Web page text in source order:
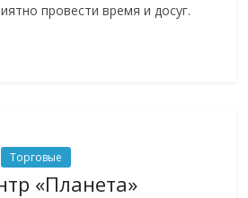
провести время и досуг.
Торговые
«Планета»